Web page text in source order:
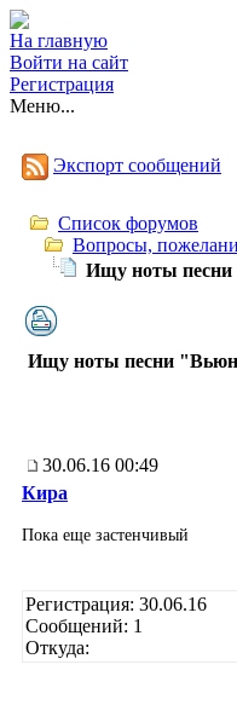
На главную
Войти на сайт
Регистрация
Меню...
Экспорт сообщений
Список форумов
Вопросы,
Ищу ноты песни
Ищу ноты песни "Вьюн
30.06.16 00:49
Кира
Пока еще застенчивый
Регистрация: 30.06.16
Сообщений: 1
Откуда: